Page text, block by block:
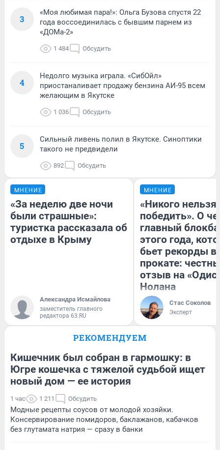
3
«Моя любимая пара!»: Ольга Бузова спустя 22
года воссоединилась с бывшим парнем из
«ДОМа-2»
1 484 Обсудить
4
Недолго музыка играла. «СибОйл»
приостаналивает продажу бензина АИ-95 всем
желающим в Якутске
1 036 Обсудить
5
Сильный ливень полил в Якутске. Синоптики
такого не предвидели
892 Обсудить
МНЕНИЕ
«За неделю две ночи
были страшные»:
туристка рассказала об
отдыхе в Крыму
Александра Исмайлова
заместитель главного
редактора 63.RU
МНЕНИЕ
«Никого нельзя
победить». О
главный
этого года,
бьет рекорды в
прокате:
отзыв на
Нолана
Стас Соколов
Эксперт
РЕКОМЕНДУЕМ
Кишечник был собран в гармошку: в
Югре кошечка с тяжелой судьбой ищет
новый дом — ее история
1 час 1 211 Обсудить
Модные рецепты соусов от молодой хозяйки.
Консервирование помидоров, баклажанов, кабачков
без глутамата натрия — сразу в банки